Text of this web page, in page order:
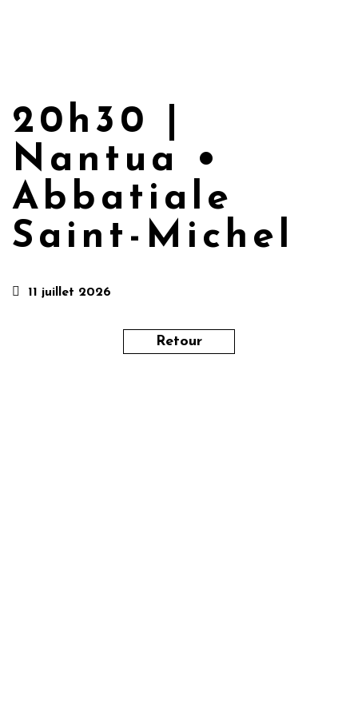
20h30 |
Nantua •
Abbatiale
Saint-Michel
11 juillet 2026
Retour